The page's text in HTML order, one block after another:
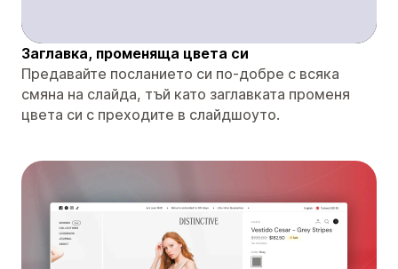
Заглавка, променяща цвета си
Предавайте посланието си по-добре с всяка
смяна на слайда, тъй като заглавката променя
цвета си с преходите в слайдшоуто.